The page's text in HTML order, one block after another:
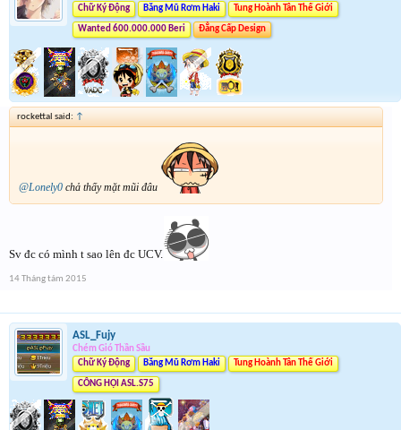
Chữ Ký Động
Băng Mũ Rơm Haki Tung Hoành Tân Thế Giới
Wanted 600.000.000 Beri Đẳng Cấp Design
rockettal said: ↑
@Lonely0 chả thấy mặt mũi đâu
Sv đc có mình t sao lên đc UCV.
14 Tháng tám 2015
ASL_Fujy
Chém Gió Thần Sầu
Chữ Ký Động
Băng Mũ Rơm Haki Tung Hoành Tân Thế Giới
CÔNG HỘI ASL.S75